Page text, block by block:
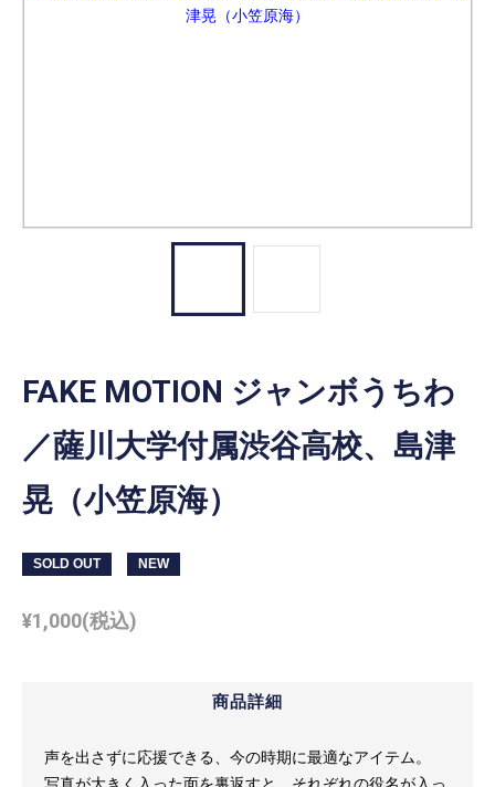
FAKE MOTION ジャンボうちわ
／薩川大学付属渋谷高校、島津
晃（小笠原海）
SOLD OUT NEW
¥1,000(税込)
商品詳細
声を出さずに応援できる、今の時期に最適なアイテム。
写真が大きく入った面を裏返すと、それぞれの役名が入っ